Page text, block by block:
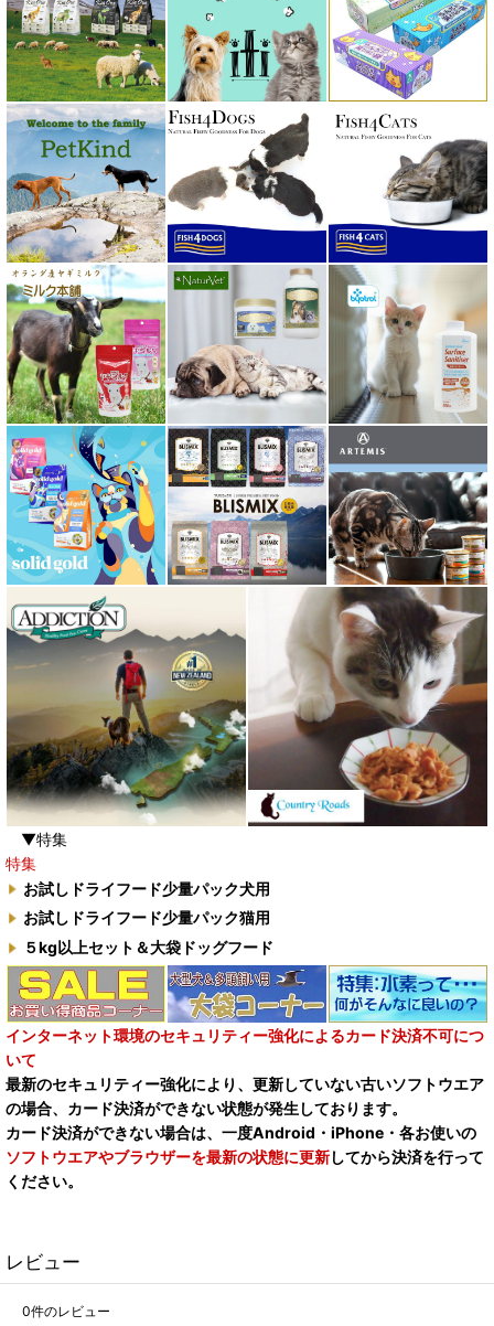
▼特集
特集
お試しドライフード少量パック犬用
お試しドライフード少量パック猫用
５kg以上セット＆大袋ドッグフード
インターネット環境のセキュリティー強化によるカード決済不可につ
いて
最新のセキュリティー強化により、更新していない古いソフトウエア
の場合、カード決済ができない状態が発生しております。
カード決済ができない場合は、一度Android・iPhone・各お使いの
ソフトウエアやブラウザーを最新の状態に更新してから決済を行って
ください。
レビュー
0件のレビュー